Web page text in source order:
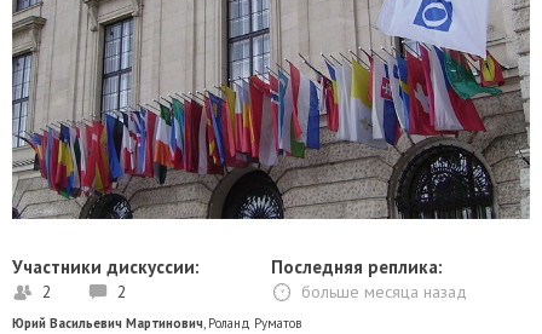
Участники дискуссии:
2 2
Последняя реплика:
больше месяца назад
Юрий Васильевич Мартинович, Роланд Руматов